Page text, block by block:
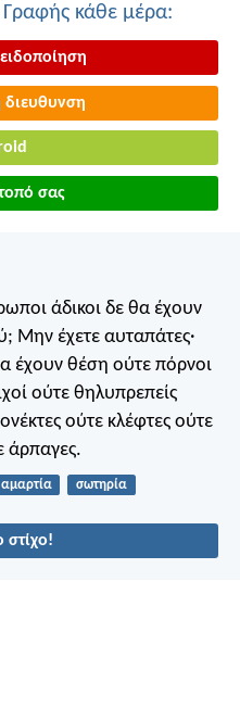
Γραφής κάθε μέρα:
διευθυνση
σας
άδικοι δε θα έχουν
Μην έχετε αυταπάτες·
έχουν θέση ούτε πόρνοι
ούτε θηλυπρεπείς
ούτε κλέφτες ούτε
άρπαγες.
αμαρτία
σωτηρία
στίχο!